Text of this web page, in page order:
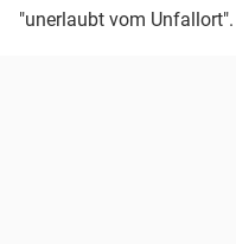
"unerlaubt vom Unfallort".